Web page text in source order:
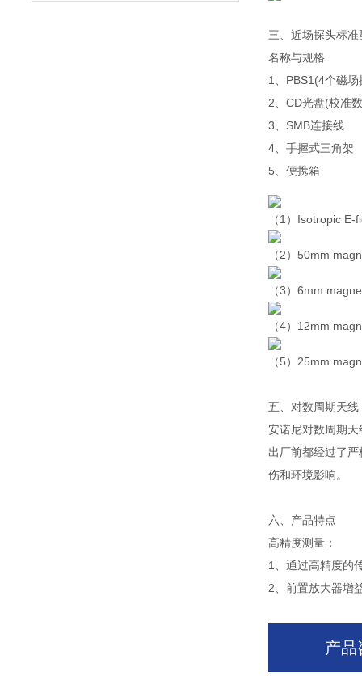
三、近场探头标准
名称与
1、PBS1(4个磁
2、CD光
3、
4、手握
5、
（1）Isotropic E-
（2）50mm
（3）6mm
（4）12mm
（5）25mm
五、对数周期天线
安诺尼对数周期
出厂前都经过了
伤和环境影响。
六、产品特点
高精度测量：
1、通过高精度的
2、前置放大器增
产品